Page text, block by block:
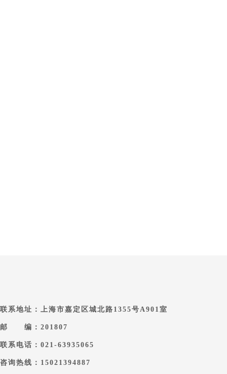
联系地址：上海市嘉定区城北路1355号A901室
邮 编：201807
联系电话：021-63935065
咨询热线：15021394887